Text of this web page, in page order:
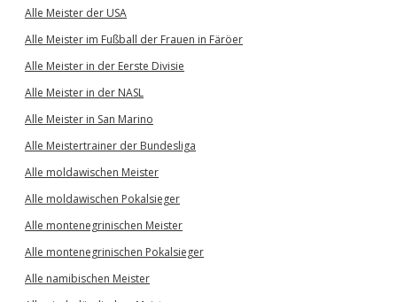
Alle Meister der USA
Alle Meister im Fußball der Frauen in Färöer
Alle Meister in der Eerste Divisie
Alle Meister in der NASL
Alle Meister in San Marino
Alle Meistertrainer der Bundesliga
Alle moldawischen Meister
Alle moldawischen Pokalsieger
Alle montenegrinischen Meister
Alle montenegrinischen Pokalsieger
Alle namibischen Meister